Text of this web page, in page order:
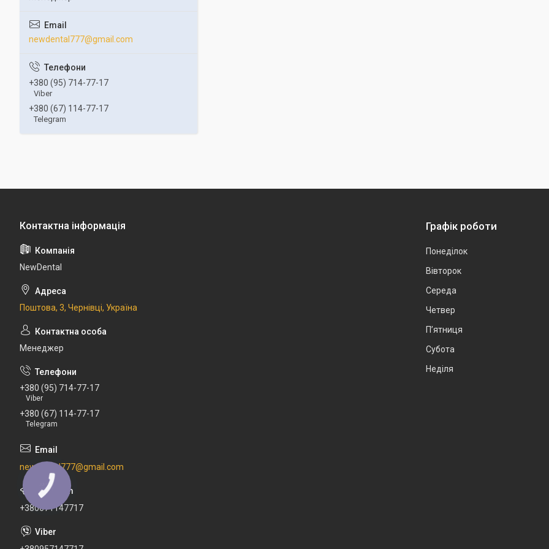
newdental777@gmail.com
+380 (95) 714-77-17
Viber
+380 (67) 114-77-17
Telegram
NewDental
Поштова, 3, Чернівці, Україна
Менеджер
+380 (95) 714-77-17
Viber
+380 (67) 114-77-17
Telegram
newdental777@gmail.com
+380671147717
Графік роботи
Понеділок
Вівторок
Середа
Четвер
Пʼятниця
Субота
Неділя